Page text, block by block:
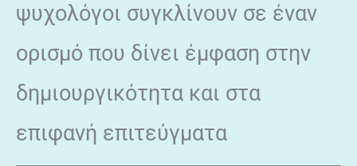
ψυχολόγοι συγκλίνουν σε έναν
ορισμό που δίνει έμφαση στην
δημιουργικότητα και στα
επιφανή επιτεύγματα